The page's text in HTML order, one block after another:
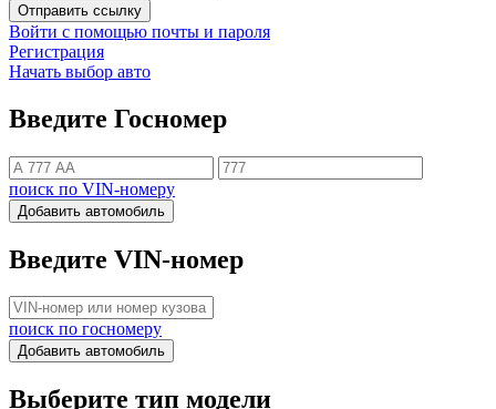
Отправить ссылку
Войти с помощью почты и пароля
Регистрация
Начать выбор авто
Введите Госномер
поиск по VIN-номеру
Добавить автомобиль
Введите VIN-номер
поиск по госномеру
Добавить автомобиль
Выберите тип модели